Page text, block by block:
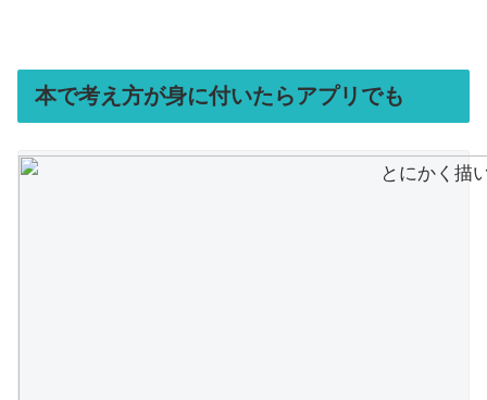
本で考え方が身に付いたらアプリでも